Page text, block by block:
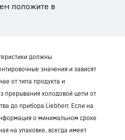
положите в
должны
значения и зависят
от типа продукта и
прерывания холодовой цепи от
до прибора Liebherr. Если на
о минимальном сроке
на упаковке, всегда имеет